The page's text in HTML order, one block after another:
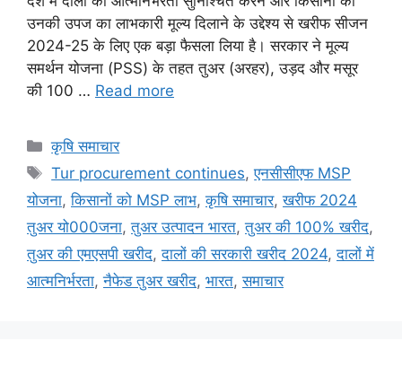
उनकी उपज का लाभकारी मूल्य दिलाने के उद्देश्य से खरीफ सीजन
2024-25 के लिए एक बड़ा फैसला लिया है। सरकार ने मूल्य
समर्थन योजना (PSS) के तहत तुअर (अरहर), उड़द और मसूर
की 100 … Read more
कृषि समाचार
Tur procurement continues,एनसीसीएफ MSP
योजना,किसानों को MSP लाभ,कृषि समाचार,खरीफ 2024
तुअर यो000जना,तुअर उत्पादन भारत,तुअर की 100% खरीद,
तुअर की एमएसपी खरीद,दालों की सरकारी खरीद 2024,दालों में
आत्मनिर्भरता,नैफेड तुअर खरीद, भारत,समाचार